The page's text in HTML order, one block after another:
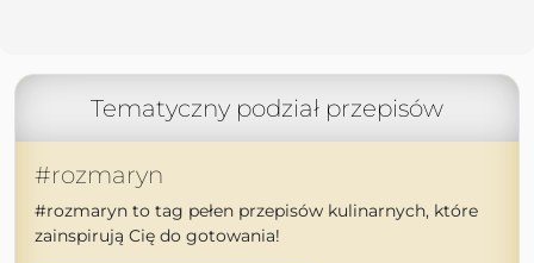
Tematyczny podział przepisów
#rozmaryn
#rozmaryn to tag pełen przepisów kulinarnych, które
zainspirują Cię do gotowania!